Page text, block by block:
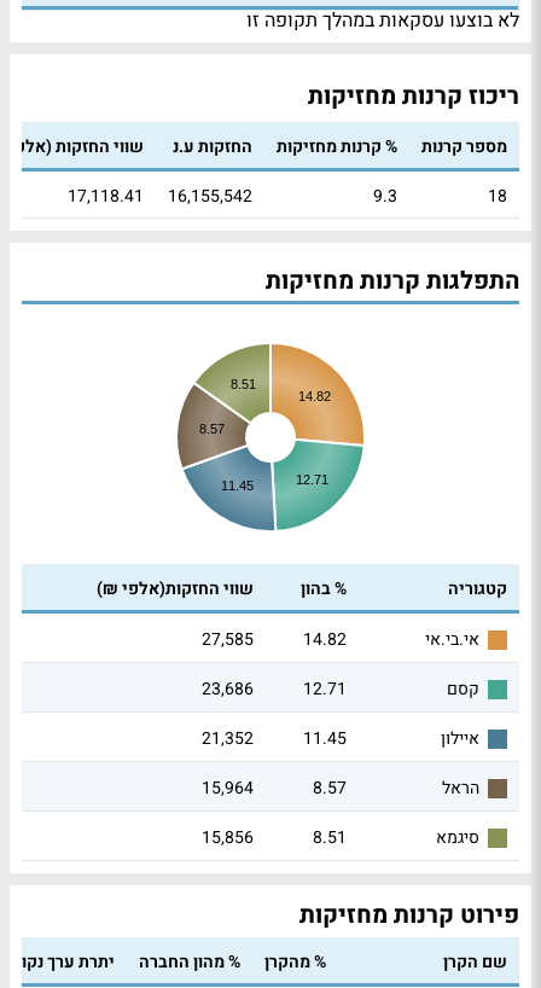
לא בוצעו עסקאות במהלך תקופה זו
ריכוז קרנות מחזיקות
מספר קרנות % קרנות מחזיקות החזקות ע.נ
שווי החזקות
18
9.3
16,155,542
17,118.41
התפלגות קרנות מחזיקות
14.82
12.71
11.45
8.57
8.51
קטגוריה % בהון שווי החזקות(אלפי ₪)
אי.בי.אי 14.82
27,585
קסם
12.71
23,686
איילון
11.45
21,352
הראל
8.57
15,964
סיגמא
8.51
15,856
פירוט קרנות מחזיקות
שם הקרן % מהקרן % מהון החברה יתרת ערך נקוב